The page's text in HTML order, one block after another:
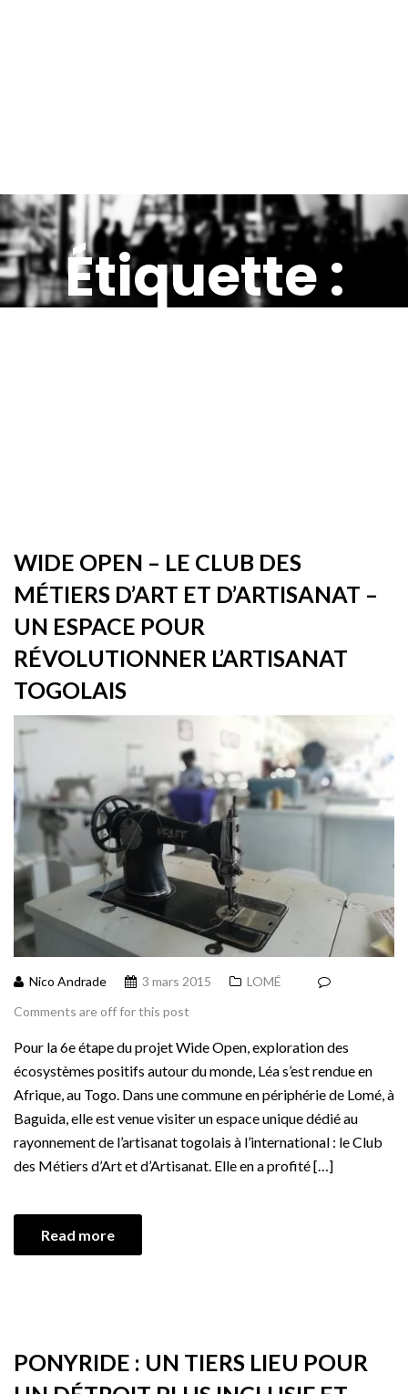
Étiquette :
WIDE OPEN – LE CLUB DES
MÉTIERS D’ART ET D’ARTISANAT –
UN ESPACE POUR
RÉVOLUTIONNER L’ARTISANAT
TOGOLAIS
Nico Andrade 3 mars 2015
LOMÉ
Comments are off for this post
Pour la 6e étape du projet Wide Open, exploration des
écosystèmes positifs autour du monde, Léa s’est rendue en
Afrique, au Togo. Dans une commune en périphérie de Lomé, à
Baguida, elle est venue visiter un espace unique dédié au
rayonnement de l’artisanat togolais à l’international : le Club
des Métiers d’Art et d’Artisanat. Elle en a profité […]
Read more
PONYRIDE : UN TIERS LIEU POUR